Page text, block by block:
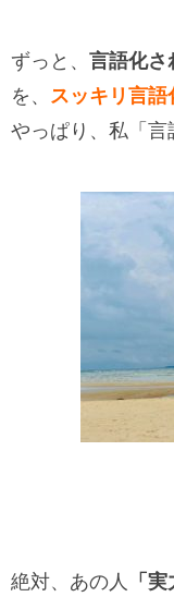
ずっと、 言語化さ
を、 スッキリ言語
やっぱり、私「
絶対、あの人 「実